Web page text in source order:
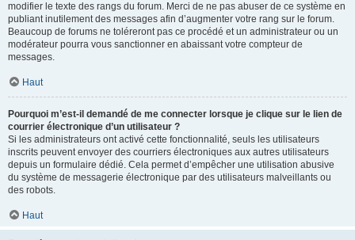
modifier le texte des rangs du forum. Merci de ne pas abuser de ce système en
publiant inutilement des messages afin d’augmenter votre rang sur le forum.
Beaucoup de forums ne toléreront pas ce procédé et un administrateur ou un
modérateur pourra vous sanctionner en abaissant votre compteur de
messages.
Haut
Pourquoi m’est-il demandé de me connecter lorsque je clique sur le lien de
courrier électronique d’un utilisateur ?
Si les administrateurs ont activé cette fonctionnalité, seuls les utilisateurs
inscrits peuvent envoyer des courriers électroniques aux autres utilisateurs
depuis un formulaire dédié. Cela permet d’empêcher une utilisation abusive
du système de messagerie électronique par des utilisateurs malveillants ou
des robots.
Haut